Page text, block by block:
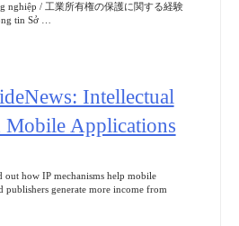
nghiệp / 工業所有権の保護に関する経験
tin Sở …
Intellectual
Mobile Applications
how IP mechanisms help mobile
publishers generate more income from